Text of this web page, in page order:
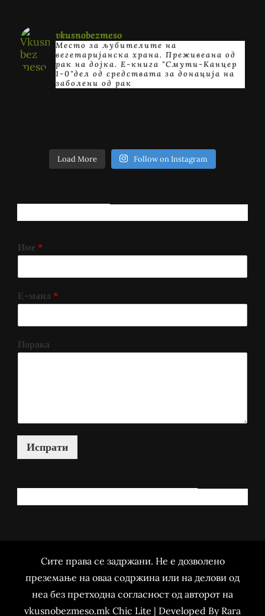
vkusnobezmeso
Место за љубителите на
вегетаријанска храна. Преживеана од
рак на дојка. E-книга "Смути-Канцер
1-0"дел од средствата за донација на
заболени од рак
Load More Follow on Instagram
Име *
Е-маил *
Порака
Испрати
Сите права се задржани. Не е дозволено
преземање на оваа содржина или на делови од
неа без претходна согласност од авторот на
vkusnobezmeso.mk Chic Lite | Developed By Rara